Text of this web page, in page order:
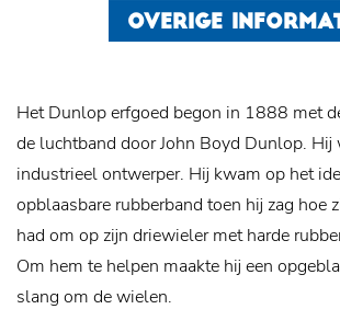
OVERIGE
Het Dunlop erfgoed begon in 1888 met
de luchtband door John Boyd Dunlop. Hij
industrieel ontwerper. Hij kwam op het
opblaasbare rubberband toen hij zag hoe
had om op zijn driewieler met harde
Om hem te helpen maakte hij een
slang om de wielen.